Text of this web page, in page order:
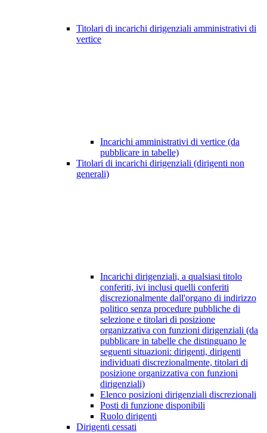
Titolari di incarichi dirigenziali amministrativi di
vertice
Incarichi amministrativi di vertice (da
pubblicare in tabelle)
Titolari di incarichi dirigenziali (dirigenti non
generali)
Incarichi dirigenziali, a qualsiasi titolo
conferiti, ivi inclusi quelli conferiti
discrezionalmente dall'organo di indirizzo
politico senza procedure pubbliche di
selezione e titolari di posizione
organizzativa con funzioni dirigenziali (da
pubblicare in tabelle che distinguano le
seguenti situazioni: dirigenti, dirigenti
individuati discrezionalmente, titolari di
posizione organizzativa con funzioni
dirigenziali)
Elenco posizioni dirigenziali discrezionali
Posti di funzione disponibili
Ruolo dirigenti
Dirigenti cessati